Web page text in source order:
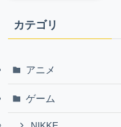
カテゴリ
アニメ
ゲーム